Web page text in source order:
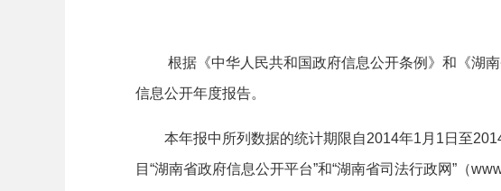
根据《中华人民共和国政府信息公开条例》和《湖南
信息公开年度报告。
本年报中所列数据的统计期限自2014年1 月 1 日至
目“湖南省政府信息公开平台”和“湖南省司法行政网”（